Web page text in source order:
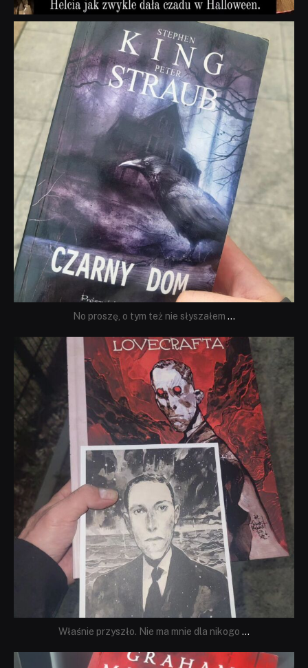
dobryhorror
Wrz 23
No proszę, o tym też nie słyszałem ...
dobryhorror
Wrz 19
Właśnie przyszło. Nie ma mnie dla nikogo ...
dobryhorror